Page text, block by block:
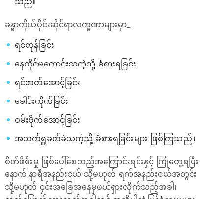
ခန္ဓာကိုယ်ပိုင်းဆိုင်ရာလက္ခဏာများမှာ_
ရင်တုန်ခြင်း
နေထိုင်မကောင်းသကဲ့သို့ ခံစားရခြင်း
ရင်ဘတ်အောင့်ခြင်း
ခေါင်းကိုက်ခြင်း
ဝမ်းဗိုက်အောင့်ခြင်း
အသက်ရှူခက်ခဲသကဲ့သို့ ခံစားရခြင်းများ ဖြစ်ကြသည်။
စိတ်ဖိစီးမှု ဖြစ်ပေါ်စေသည့်အကြောင်းရင်းနှင့် ကြုံတွေ့ရပြီး
နောက် နာရီအနည်းငယ် သို့မဟုတ် ရက်အနည်းငယ်အတွင်း
သို့မဟုတ် ၄င်းအခြေအနေမှဖယ်ရှားလိုက်သည့်အခါ၊